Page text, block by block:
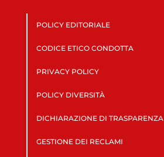
POLICY EDITORIALE
CODICE ETICO CONDOTTA
PRIVACY POLICY
POLICY DIVERSITÀ
DICHIARAZIONE DI TRASPARENZA
GESTIONE DEI RECLAMI